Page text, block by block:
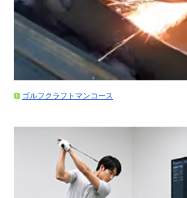
ゴルフクラフトマンコース